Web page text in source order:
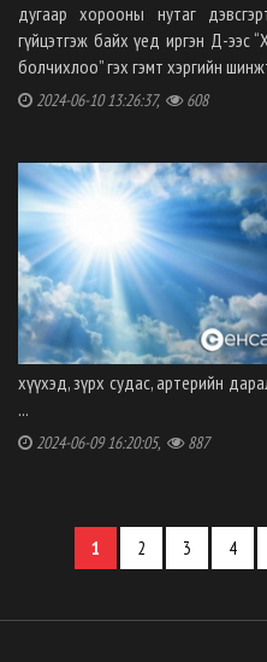
дугаар хорооны нутаг
гүйцэтгэж байх үед иргэн Д-ээс
болчихлоо” гэх гэмт хэргийн
2024-06-10 13:26:37, 608
хүүхэд, зүрх судас, артерийн
...
2024-06-09 16:20:05, 887
1 2 3 4